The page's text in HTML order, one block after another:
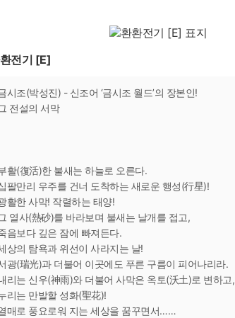
전기 [E]
시조(박성진) - 신조어 ‘금시조 월드’의 장본인!
전설의 서막
활(復活)한 불새는 하늘로 오른다.
팔만리 우주를 건너 도착하는 새로운 행성(行星)!
활한 사막! 작렬하는 태양!
열사(熱砂)를 바라보며 불새는 날개를 접고,
음보다 깊은 잠에 빠져든다.
상의 탐욕과 위선이 사라지는 날!
광(瑞光)과 더불어 이곳에도 푸른 구름이 피어나리라.
리는 신우(神雨)와 더불어 사막은 옥토(沃土)로 변하고,
리는 만발할 성화(聖花)!
매로 풍요로워 지는 세상을 꿈꾸면서……